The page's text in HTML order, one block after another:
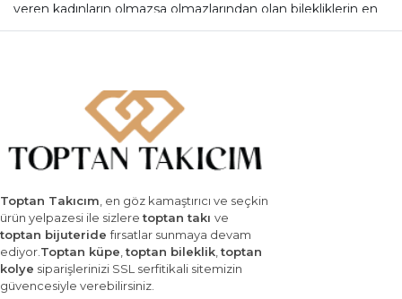
veren kadınların olmazsa olmazlarından olan bilekliklerin en
çok tercih edilenlerinden olan metal modeller erkekler
hem erkekler hem de kadınlar tarafından oldukça rağbet
görmektedir. Daha gösterişli ve şatafatlı modeller ise daha
çok kadınların tercihi olmaktadır. Ucuz fiyatlı olmaları
dolayısıyla oldukça fazla satılan bu ürünleri toptan bir şekilde
ucuza mal edilebilmekte ve bijuteriler karlarını
artırabilmektedirler. Toptan metal bileklik modelleri sadece
bijuteriler tarafından değil farklı birçok işletme tarafından da
tercih edilmektedir. Farklı dükkan sahipleri bu takı çeşitlerini
ürün gamlarına ekleyerek ürün çeşitliliklerini artırmakta ve
farklı müşterilere de hitap edebilmektedirler. Aynı zamanda
Toptan Takıcım , en göz kamaştırıcı ve seçkin
ürün yelpazesi ile sizleretoptan takı ve
toptan bijuteridefırsatlar sunmaya devam
ediyor. Toptan küpe ,toptan bileklik ,toptan
kolye siparişlerinizi SSL serfitikali sitemizin
güvencesiyle verebilirsiniz.